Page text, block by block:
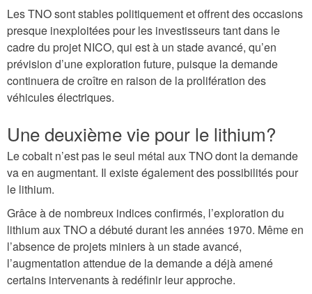
Les TNO sont stables politiquement et offrent des occasions
presque inexploitées pour les investisseurs tant dans le
cadre du projet NICO, qui est à un stade avancé, qu’en
prévision d’une exploration future, puisque la demande
continuera de croître en raison de la prolifération des
véhicules électriques.
Une deuxième vie pour le lithium?
Le cobalt n’est pas le seul métal aux TNO dont la demande
va en augmentant. Il existe également des possibilités pour
le lithium.
Grâce à de nombreux indices confirmés, l’exploration du
lithium aux TNO a débuté durant les années 1970. Même en
l’absence de projets miniers à un stade avancé,
l’augmentation attendue de la demande a déjà amené
certains intervenants à redéfinir leur approche.